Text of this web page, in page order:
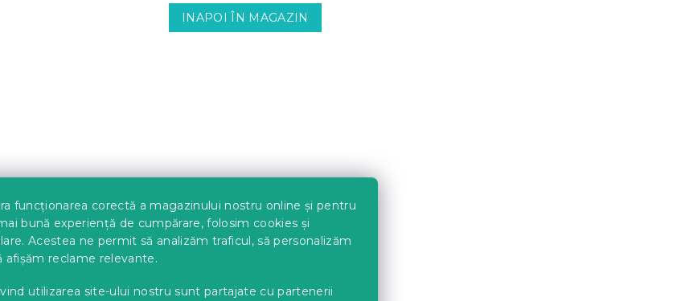
funcționarea corectă a magazinului nostru online și pentru
bună experiență de cumpărare, folosim cookies și
Acestea ne permit să analizăm traficul, să personalizăm
afișăm reclame relevante.
utilizarea site-ului nostru sunt partajate cu partenerii
INAPOI ÎN MAGAZIN